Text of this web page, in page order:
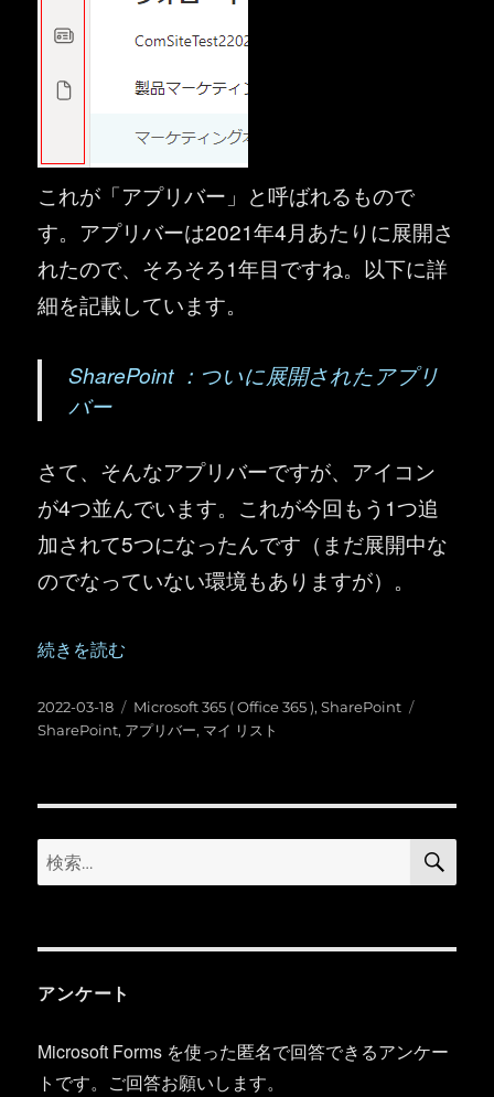
これが「アプリバー」と呼ばれるもので
す。アプリバーは2021年4月あたりに展開さ
れたので、そろそろ1年目ですね。以下に詳
細を記載しています。
SharePoint ：ついに展開されたアプリ
バー
さて、そんなアプリバーですが、アイコン
が4つ並んでいます。これが今回もう1つ追
加されて5つになったんです（まだ展開中な
のでなっていない環境もありますが）。
“SharePoint ：アプリバーに「マイ リスト」の表示が復
続きを読む
投
稿
2022-03-18
カ
テ
Microsoft 365 ( Office 365 ),SharePoint
SharePoint, アプリバー, マイ リスト
検
索:
検
アンケート
Microsoft Forms を使った匿名で回答できるアンケー
トです。ご回答お願いします。